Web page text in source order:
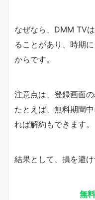
なぜなら、DMM TV
ることがあり、時期
からです。
注意点は、登録画面
たとえば、無料期間
れば解約もできます。
結果として、損を避け
無